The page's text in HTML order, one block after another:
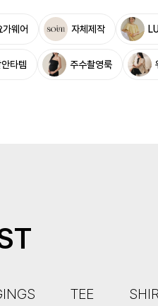
가웨어 자체제작
타템 주수촬영룩
TEE